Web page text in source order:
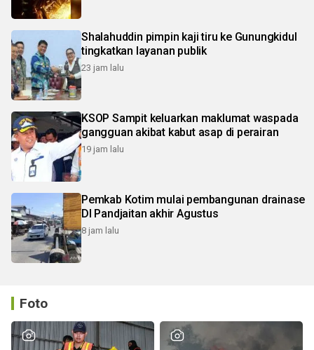
Shalahuddin pimpin kaji tiru ke Gunungkidul
tingkatkan layanan publik
23 jam lalu
KSOP Sampit keluarkan maklumat waspada
gangguan akibat kabut asap di perairan
19 jam lalu
Pemkab Kotim mulai pembangunan drainase
DI Pandjaitan akhir Agustus
8 jam lalu
Foto